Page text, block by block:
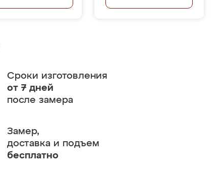
Сроки изготовления
от 7 дней
после замера
Замер,
доставка и подъем
бесплатно